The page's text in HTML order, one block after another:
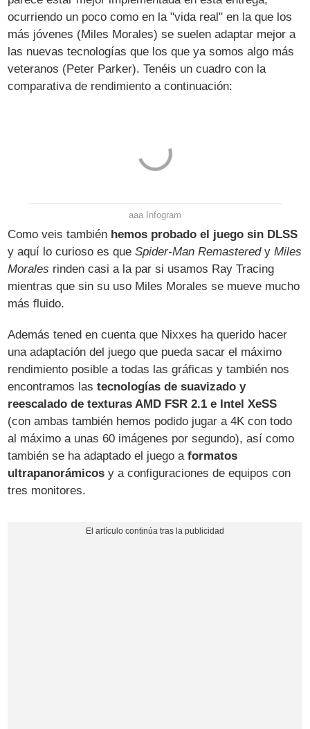
ocurriendo un poco como en la "vida real" en la que los
más jóvenes (Miles Morales) se suelen adaptar mejor a
las nuevas tecnologías que los que ya somos algo más
veteranos (Peter Parker). Tenéis un cuadro con la
comparativa de rendimiento a continuación:
aaa Infogram
Como veis también hemos probado el juego sin DLSS
y aquí lo curioso es queSpider-Man RemasteredyMiles
Morales rinden casi a la par si usamos Ray Tracing
mientras que sin su uso Miles Morales se mueve mucho
más fluido.
Además tened en cuenta que Nixxes ha querido hacer
una adaptación del juego que pueda sacar el máximo
rendimiento posible a todas las gráficas y también nos
encontramos lastecnologías de suavizado y
reescalado de texturas AMD FSR 2.1 e Intel XeSS
(con ambas también hemos podido jugar a 4K con todo
al máximo a unas 60 imágenes por segundo), así como
también se ha adaptado el juego aformatos
ultrapanorámicos y a configuraciones de equipos con
tres monitores.